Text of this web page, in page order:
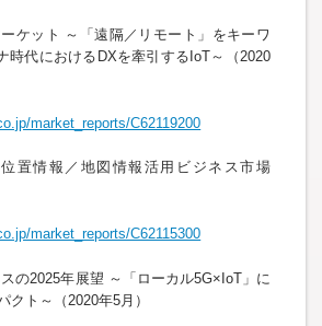
ケット ～「遠隔／リモート」をキーワ
時代におけるDXを牽引するIoT～（2020
market_reports/C62119200
置情報／地図情報活用ビジネス市場
market_reports/C62115300
の2025年展望 ～「ローカル5G×IoT」に
クト～（2020年5月）